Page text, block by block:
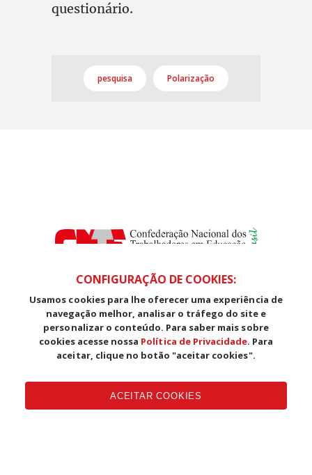
questionário.
pesquisa Polarização
SDS, Edifício Venâncio III, Salas 101/106
CEP: 70393-902 - Brasília - DF
Telefone (61) 3225-1003 - E-mail cnte@cnte.org.br
Trabalhadores(as) na Base
CONFIGURAÇÃO DE COOKIES:
Usamos cookies para lhe oferecer uma experiência de
navegação melhor, analisar o tráfego do site e
personalizar o conteúdo. Para saber mais sobre
cookies acesse nossa Política de Privacidade. Para
aceitar, clique no botão "aceitar cookies".
ACEITAR COOKIES